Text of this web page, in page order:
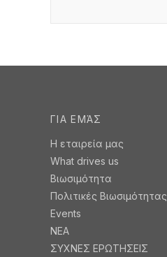
ΓΙΑ ΕΜΆΣ
Η εταιρεία μας
What drives us
Βιωσιμότητα
Πολιτικές Βιωσιμότητας
Events
ΝΕΑ
ΣΥΧΝΕΣ ΕΡΩΤΗΣΕΙΣ